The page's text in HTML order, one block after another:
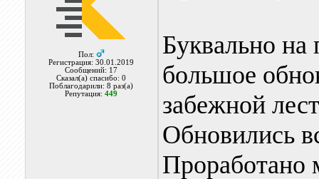
Пол:
Регистрация: 30.01.2019
Сообщений: 17
Сказал(а) спасибо: 0
Поблагодарили: 8 раз(а)
Репутация:449
Буквально
большое
забежной
Обновились
Проработано